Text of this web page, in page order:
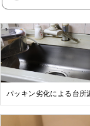
パッキン劣化による台所